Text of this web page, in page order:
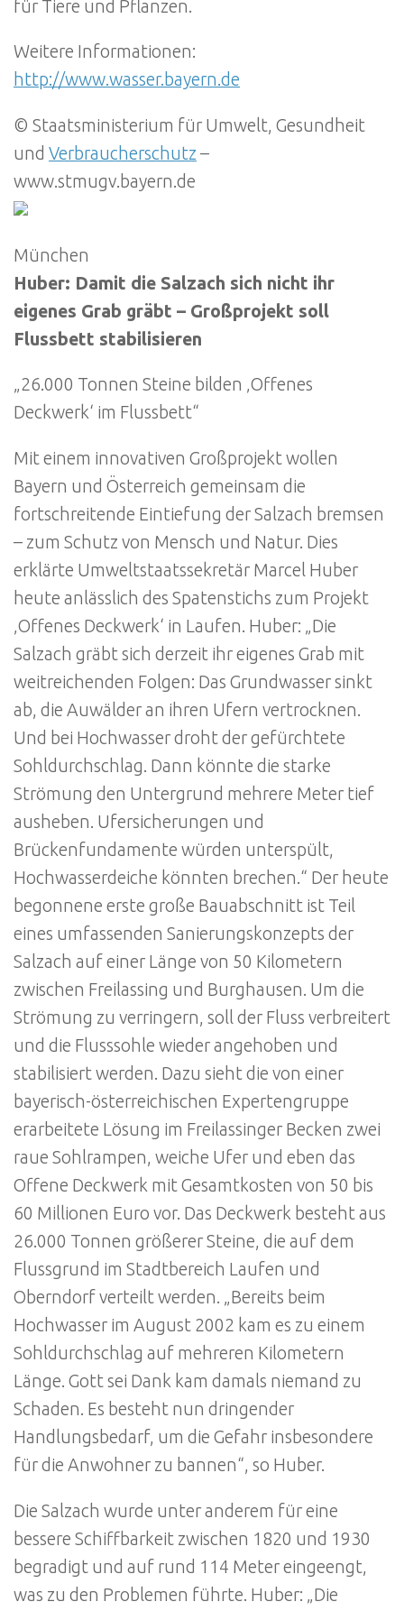
für Tiere und Pflanzen.
Weitere Informationen:
http://www.wasser.bayern.de
© Staatsministerium für Umwelt, Gesundheit
und Verbraucherschutz –
www.stmugv.bayern.de
München
Huber: Damit die Salzach sich nicht ihr
eigenes Grab gräbt – Großprojekt soll
Flussbett stabilisieren
„26.000 Tonnen Steine bilden ‚Offenes
Deckwerk‘ im Flussbett“
Mit einem innovativen Großprojekt wollen
Bayern und Österreich gemeinsam die
fortschreitende Eintiefung der Salzach bremsen
– zum Schutz von Mensch und Natur. Dies
erklärte Umweltstaatssekretär Marcel Huber
heute anlässlich des Spatenstichs zum Projekt
‚Offenes Deckwerk‘ in Laufen. Huber: „Die
Salzach gräbt sich derzeit ihr eigenes Grab mit
weitreichenden Folgen: Das Grundwasser sinkt
ab, die Auwälder an ihren Ufern vertrocknen.
Und bei Hochwasser droht der gefürchtete
Sohldurchschlag. Dann könnte die starke
Strömung den Untergrund mehrere Meter tief
ausheben. Ufersicherungen und
Brückenfundamente würden unterspült,
Hochwasserdeiche könnten brechen.“ Der heute
begonnene erste große Bauabschnitt ist Teil
eines umfassenden Sanierungskonzepts der
Salzach auf einer Länge von 50 Kilometern
zwischen Freilassing und Burghausen. Um die
Strömung zu verringern, soll der Fluss verbreitert
und die Flusssohle wieder angehoben und
stabilisiert werden. Dazu sieht die von einer
bayerisch-österreichischen Expertengruppe
erarbeitete Lösung im Freilassinger Becken zwei
raue Sohlrampen, weiche Ufer und eben das
Offene Deckwerk mit Gesamtkosten von 50 bis
60 Millionen Euro vor. Das Deckwerk besteht aus
26.000 Tonnen größerer Steine, die auf dem
Flussgrund im Stadtbereich Laufen und
Oberndorf verteilt werden. „Bereits beim
Hochwasser im August 2002 kam es zu einem
Sohldurchschlag auf mehreren Kilometern
Länge. Gott sei Dank kam damals niemand zu
Schaden. Es besteht nun dringender
Handlungsbedarf, um die Gefahr insbesondere
für die Anwohner zu bannen“, so Huber.
Die Salzach wurde unter anderem für eine
bessere Schiffbarkeit zwischen 1820 und 1930
begradigt und auf rund 114 Meter eingeengt,
was zu den Problemen führte. Huber: „Die